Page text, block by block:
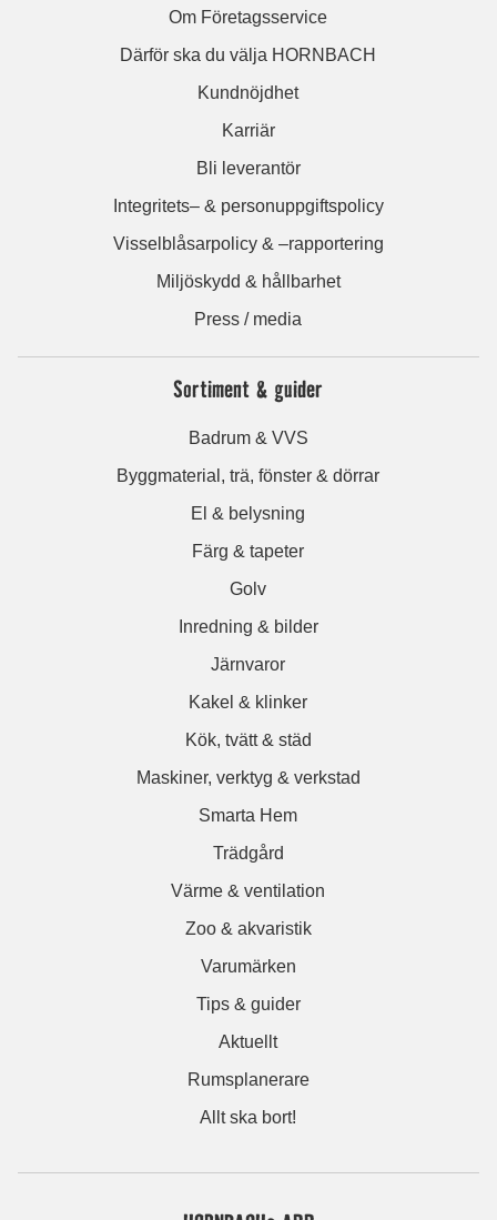
Om Företagsservice
Därför ska du välja HORNBACH
Kundnöjdhet
Karriär
Bli leverantör
Integritets– & personuppgiftspolicy
Visselblåsarpolicy & –rapportering
Miljöskydd & hållbarhet
Press / media
Sortiment & guider
Badrum & VVS
Byggmaterial, trä, fönster & dörrar
El & belysning
Färg & tapeter
Golv
Inredning & bilder
Järnvaror
Kakel & klinker
Kök, tvätt & städ
Maskiner, verktyg & verkstad
Smarta Hem
Trädgård
Värme & ventilation
Zoo & akvaristik
Varumärken
Tips & guider
Aktuellt
Rumsplanerare
Allt ska bort!